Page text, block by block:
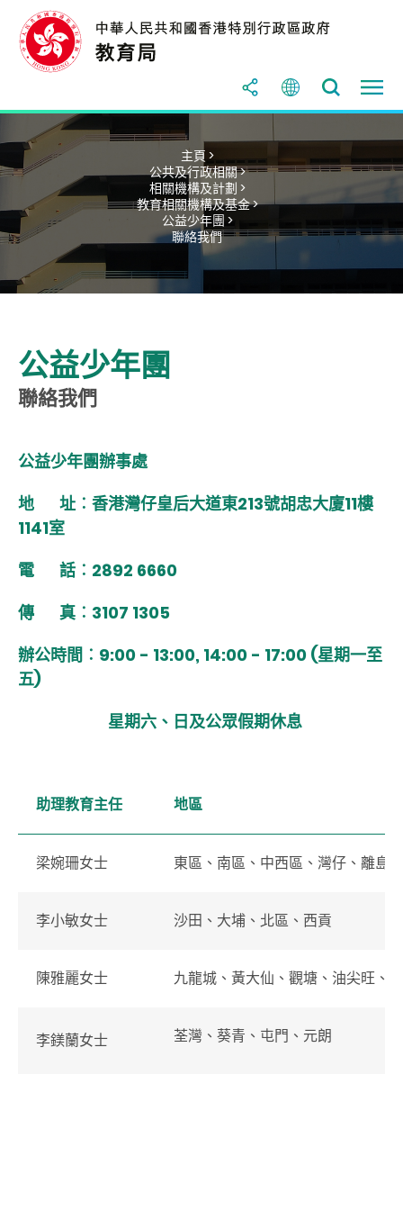
主頁 >
公共及行政相關 >
相關機構及計劃 >
教育相關機構及基金 >
公益少年團 >
聯絡我們
公益少年團
聯絡我們
公益少年團辦事處
地 址︰香港灣仔皇后大道東213號胡忠大廈11樓
1141室
電 話︰2892 6660
傳 真︰3107 1305
辦公時間︰9:00 - 13:00, 14:00 - 17:00 (星期一至
五)
星期六、日及公眾假期休息
助理教育主任 地區
梁婉珊女士 東區、南區、中西區、灣仔、離島
李小敏女士 沙田 、 大埔、北區、西貢
陳雅麗女士 九龍城、黃大仙、觀塘、油尖旺、
李鎂蘭女士 荃灣、葵青、屯門 、 元朗